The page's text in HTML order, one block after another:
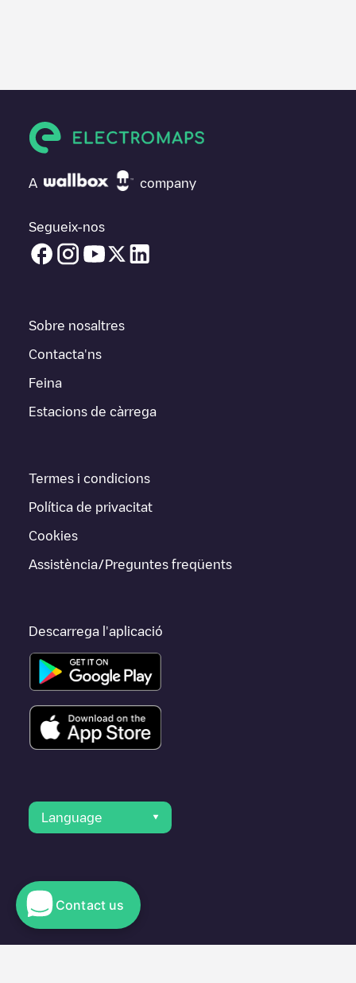
A company
Segueix-nos
Sobre nosaltres
Contacta'ns
Feina
Estacions de càrrega
Termes i condicions
Política de privacitat
Cookies
Assistència/Preguntes freqüents
Descarrega l'aplicació
Language
© 2023 Electromaps
Contact us